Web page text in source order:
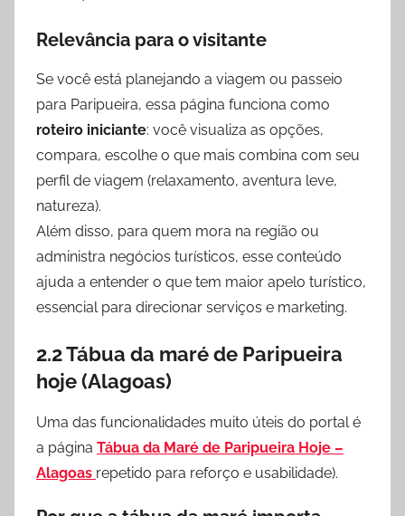
Relevância para o visitante
Se você está planejando a viagem ou passeio
para Paripueira, essa página funciona como
roteiro iniciante: você visualiza as opções,
compara, escolhe o que mais combina com seu
perfil de viagem (relaxamento, aventura leve,
natureza).
Além disso, para quem mora na região ou
administra negócios turísticos, esse conteúdo
ajuda a entender o que tem maior apelo turístico,
essencial para direcionar serviços e marketing.
2.2 Tábua da maré de Paripueira
hoje (Alagoas)
Uma das funcionalidades muito úteis do portal é
a página Tábua da Maré de Paripueira Hoje –
Alagoas repetido para reforço e usabilidade).